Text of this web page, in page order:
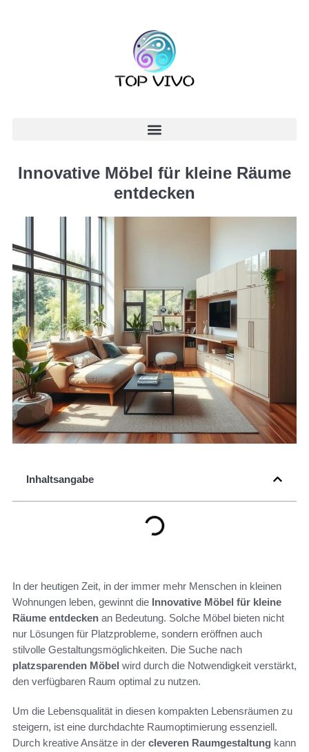
Innovative Möbel für kleine Räume
entdecken
Inhaltsangabe
In der heutigen Zeit, in der immer mehr Menschen in kleinen
Wohnungen leben, gewinnt die Innovative Möbel für kleine
Räume entdecken an Bedeutung. Solche Möbel bieten nicht
nur Lösungen für Platzprobleme, sondern eröffnen auch
stilvolle Gestaltungsmöglichkeiten. Die Suche nach
platzsparenden Möbel wird durch die Notwendigkeit verstärkt,
den verfügbaren Raum optimal zu nutzen.
Um die Lebensqualität in diesen kompakten Lebensräumen zu
steigern, ist eine durchdachte Raumoptimierung essenziell.
Durch kreative Ansätze in der cleveren Raumgestaltung kann